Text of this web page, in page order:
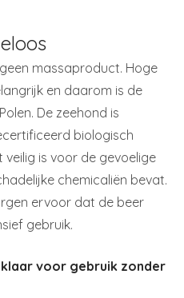
massaproduct. Hoge
en daarom is de
De zeehond is
biologisch
is voor de gevoelige
chemicaliën bevat.
ervoor dat de beer
gebruik.
voor gebruik zonder